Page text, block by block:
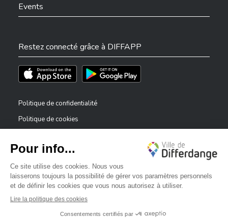
Events
Restez connecté grâce à DIFFAPP
Téléchargez l'app sur l'App StoreTéléchargez l'app sur Play Store
Politique de confidentialité
Politique de cookies
Déclaration d’accessibilité
Dispositif de signalement — lanceurs d’alerte
©2026 Tous droits réservés . Ville de Differdange
✕
Bonjour, comment puis-je vous aider ?